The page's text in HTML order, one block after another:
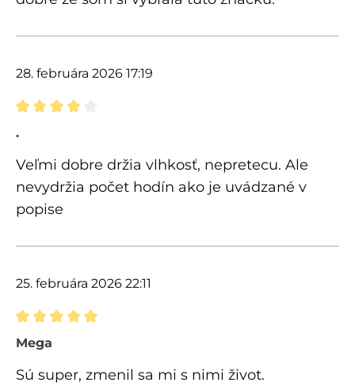
28. februára 2026 17:19
.
Veľmi dobre držia vlhkosť, nepretecu. Ale
nevydržia počet hodín ako je uvádzané v
popise
25. februára 2026 22:11
Recenzia s hodnotením 5 z 5 hviezdičiek
Mega
Sú super, zmenil sa mi s nimi život.